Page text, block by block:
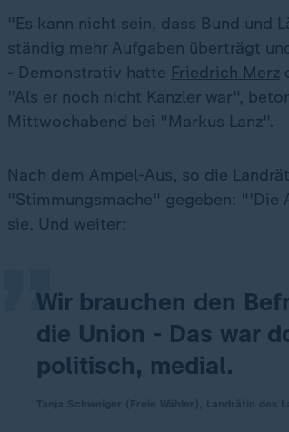
"Es kann nicht sein, dass Bund und
ständig mehr Aufgaben überträgt
- Demonstrativ hatte Friedrich Merz
"Als er noch nicht Kanzler war",
Mittwochabend bei "Markus Lanz".
Nach dem Ampel-Aus, so die
"Stimmungsmache" gegeben: "'Die
sie. Und weiter:
Wir brauchen den
die Union - Das war
politisch, medial.
„